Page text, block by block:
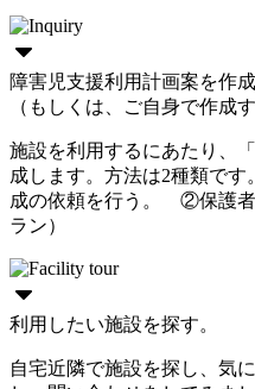
障害児支援利用計画案を作
（もしくは、ご自身で作成す
施設を利用するにあたり、
成します。方法は2種類で
成の依頼を行う。 ②保護者
ラン）
利用したい施設を探す。
自宅近隣で施設を探し、気